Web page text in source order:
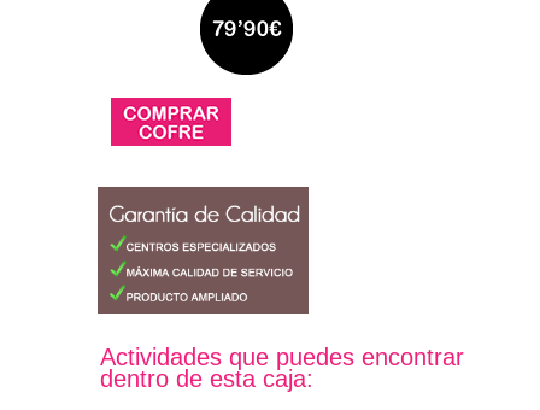
Actividades que puedes encontrar
dentro de esta caja: